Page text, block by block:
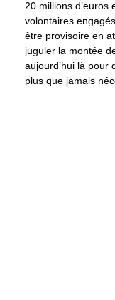
20 millions d’euros
volontaires
être provisoire en
juguler la montée
aujourd’hui là pour
plus que jamais